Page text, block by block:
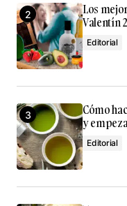
Los
Valentín
Editorial
Cómo
y
Editorial